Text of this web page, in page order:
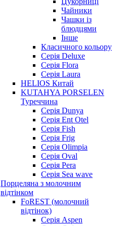
Чайники
Чашки із
блюдцями
Інше
Класичного кольору
Серія Deluxe
Серія Flora
Серія Laura
HELIOS Китай
KUTAHYA PORSELEN
Туреччина
Серія Dunya
Серія Ent Otel
Серія Fish
Серія Frig
Серія Olimpia
Серія Oval
Серія Pera
Серія Sea wave
Порцеляна з молочним
відтінком
FoREST (молочний
відтінок)
Серія Aspen